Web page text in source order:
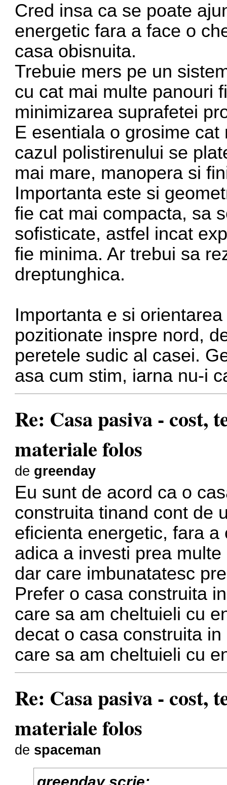
Cred insa ca se poate
energetic fara a face o
casa obisnuita.
Trebuie mers pe un
cu cat mai multe panouri
minimizarea suprafetei
E esentiala o grosime
cazul polistirenului se
mai mare, manopera si
Importanta este si
fie cat mai compacta, sa
sofisticate, astfel incat
fie minima. Ar trebui sa
dreptunghica.
Importanta e si
pozitionate inspre nord,
peretele sudic al casei.
asa cum stim, iarna nu-i
Re: Casa pasiva - cost,
materiale folos
de greenday
Eu sunt de acord ca o
construita tinand cont de
eficienta energetic, fara
adica a investi prea
dar care imbunatatesc
Prefer o casa construita
care sa am cheltuieli cu
decat o casa construita
care sa am cheltuieli cu
Re: Casa pasiva - cost,
materiale folos
de spaceman
greenday scrie: